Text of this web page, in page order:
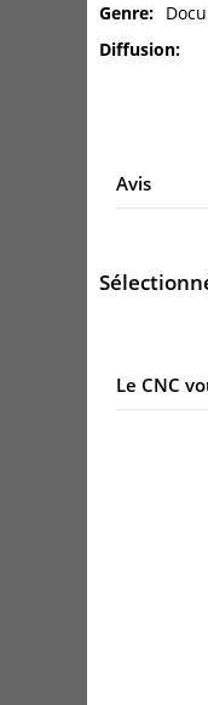
Genre
Diffusion
Avis
Le CNC